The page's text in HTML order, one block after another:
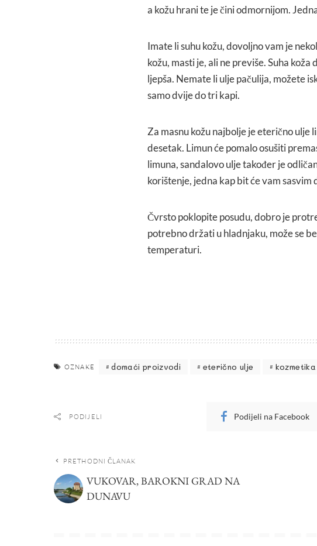
a kožu hrani te je čini odmornijom.
Imate li suhu kožu, dovoljno vam je
kožu, masti je, ali ne previše. Suha
ljepša. Nemate li ulje pačulija, možete
samo dvije do tri kapi.
Za masnu kožu najbolje je eterično
desetak. Limun će pomalo osušiti
limuna, sandalovo ulje također je
korištenje, jedna kap bit će vam sasvim
Čvrsto poklopite posudu, dobro je
potrebno držati u hladnjaku, može se
temperaturi.
OZNAKE domaći proizvodi eterično ulje
PODIJELI Podijeli na Facebook
PRETHODNI ČLANAK
VUKOVAR, BAROKNI GRAD NA
DUNAVU